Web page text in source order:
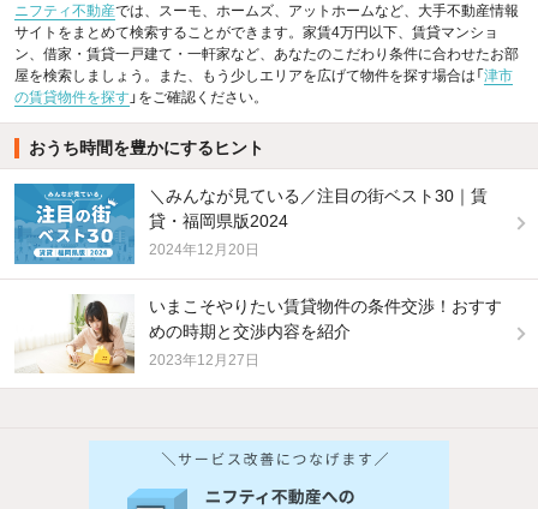
ニフティ不動産では、スーモ、ホームズ、アットホームなど、大手不動産情報
サイトをまとめて検索することができます。家賃4万円以下、賃貸マンショ
ン、借家・賃貸一戸建て・一軒家など、あなたのこだわり条件に合わせたお部
屋を検索しましょう。また、もう少しエリアを広げて物件を探す場合は「津市
の賃貸物件を探す 」をご確認ください。
おうち時間を豊かにするヒント
＼みんなが見ている／注目の街ベスト30｜賃
貸・福岡県版2024
2024年12月20日
いまこそやりたい賃貸物件の条件交渉！おすす
めの時期と交渉内容を紹介
2023年12月27日
他の人はこんな条件で絞り込んでいます！